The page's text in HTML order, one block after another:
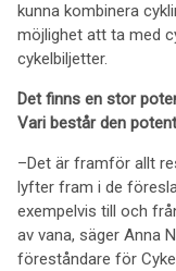
kunna kombinera
möjlighet att ta med
cykelbiljetter.
Det finns en stor
Vari består den
–Det är framför allt
lyfter fram i de
exempelvis till och
av vana, säger Anna
föreståndare för